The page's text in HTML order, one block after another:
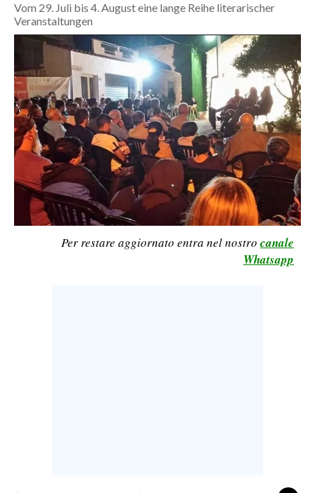
LAVORO
SPORT IN SARDEGNA
SPORT
RISULTATI E CLASSIFICHE
CALCIO
CALCIO REGIONALE
BASKET
VOLLEY
MOTORI
Vom 29. Juli bis 4. August eine lange Reihe literarischer
Veranstaltungen
Per restare aggiornato entra nel nostro canale
Whatsapp